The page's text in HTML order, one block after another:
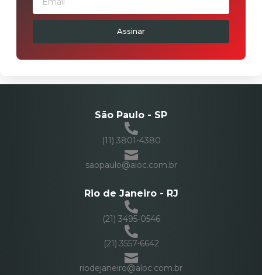
Assinar
São Paulo - SP
(11) 3801-4380
saopaulo@aloc.com.br
Rio de Janeiro - RJ
(21) 3495-0546
(21) 3557-6642
riodejaneiro@aloc.com.br